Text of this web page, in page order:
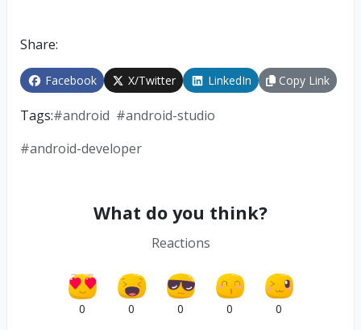
Share:
Facebook X/Twitter LinkedIn Copy Link
Tags:#android #android-studio
#android-developer
What do you think?
Reactions
0 0 0 0 0